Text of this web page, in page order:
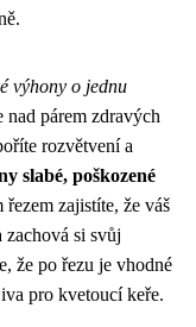
výhony o jednu
nad párem zdravých
rozvětvení a
slabé, poškozené
zajistíte, že váš
si svůj
že po řezu je vhodné
pro kvetoucí keře.